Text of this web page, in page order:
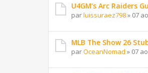
U4GM's Arc Raiders
parluissuraez798» 07
MLB The Show 26
parOceanNomad » 07